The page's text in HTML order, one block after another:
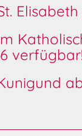
verfügbar!